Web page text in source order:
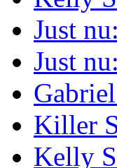
Just
Just
Killer
Kelly